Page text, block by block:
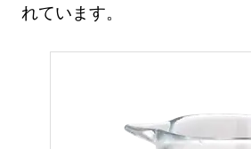
れています。